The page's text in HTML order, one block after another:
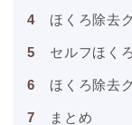
ほくろ除去
セルフほく
ほくろ除去
まとめ